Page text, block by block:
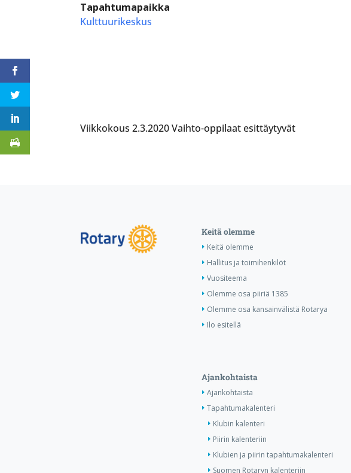
Tapahtumapaikka
Kulttuurikeskus
Viikkokous 2.3.2020 Vaihto-oppilaat esittäytyvät
Keitä olemme
Keitä olemme
Hallitus ja toimihenkilöt
Vuositeema
Olemme osa piiriä 1385
Olemme osa kansainvälistä Rotarya
Ilo esitellä
Ajankohtaista
Ajankohtaista
Tapahtumakalenteri
Klubin kalenteri
Piirin kalenteriin
Klubien ja piirin tapahtumakalenteri
Suomen Rotaryn kalenteriin